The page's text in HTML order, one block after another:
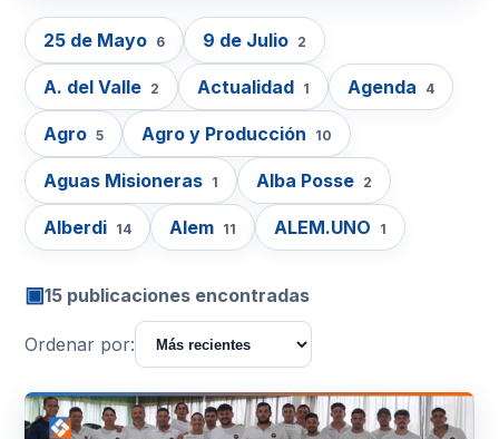
25 de Mayo 6 9 de Julio 2
A. del Valle 2 Actualidad 1 Agenda 4
Agro 5 Agro y Producción 10
Aguas Misioneras 1 Alba Posse 2
Alberdi 14 Alem 11 ALEM.UNO 1
▣15 publicaciones encontradas
Ordenar por: